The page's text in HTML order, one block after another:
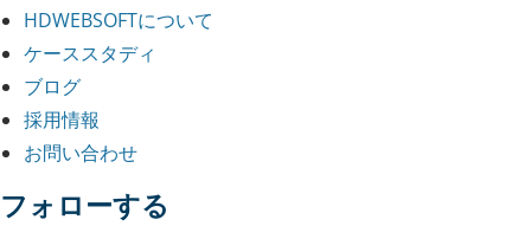
HDWEBSOFTについて
ケーススタディ
ブログ
採用情報
お問い合わせ
フォローする